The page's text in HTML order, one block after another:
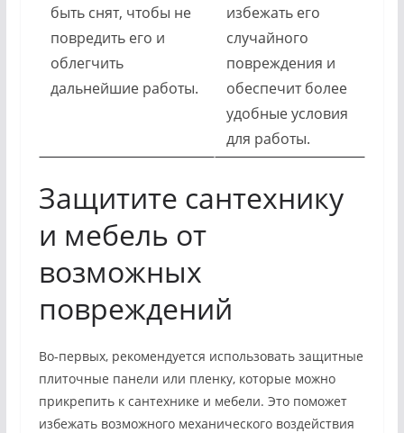
быть снят, чтобы не
повредить его и
облегчить
дальнейшие работы.
избежать его
случайного
повреждения и
обеспечит более
удобные условия
для работы.
Защитите сантехнику
и мебель от
возможных
повреждений
Во-первых, рекомендуется использовать защитные
плиточные панели или пленку, которые можно
прикрепить к сантехнике и мебели. Это поможет
избежать возможного механического воздействия